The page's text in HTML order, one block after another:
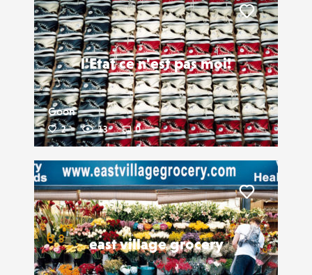
l'Etat ce n'est pas moi!
Goon
2 13 0
Liker
east village grocery
Liker